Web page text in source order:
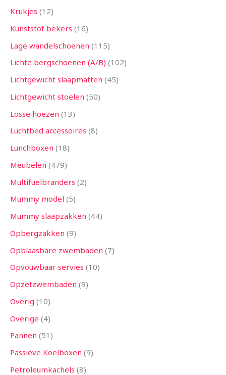
Krukjes 12
Kunststof bekers 16
Lage wandelschoenen 115
Lichte bergschoenen (A/B) 102
Lichtgewicht slaapmatten 45
Lichtgewicht stoelen 50
Losse hoezen 13
Luchtbed accessoires 8
Lunchboxen 18
Meubelen 479
Multifuelbranders 2
Mummy model 5
Mummy slaapzakken 44
Opbergzakken 9
Opblaasbare zwembaden 7
Opvouwbaar servies 10
Opzetzwembaden 9
Overig 10
Overige 4
Pannen 51
Passieve Koelboxen 9
Petroleumkachels 8